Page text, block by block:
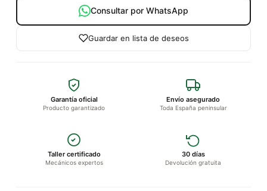
Consultar por WhatsApp
Guardar en lista de deseos
Garantía oficial
Producto garantizado
Envío asegurado
Toda España peninsular
Taller certificado
Mecánicos expertos
30 días
Devolución gratuita